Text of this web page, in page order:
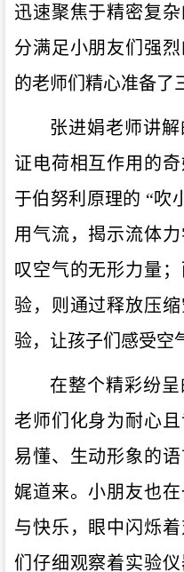
迅速聚焦于精密复
分满足小朋友们强
的老师们精心准备了
张进娟老师讲
证电荷相互作用的
于伯努利原理的 “吹
用气流，揭示流体
叹空气的无形力量
验，则通过释放压
验，让孩子们感受空
在整个精彩纷
老师们化身为耐心
易懂、生动形象的
娓道来。小朋友也
与快乐，眼中闪烁
们仔细观察着实验